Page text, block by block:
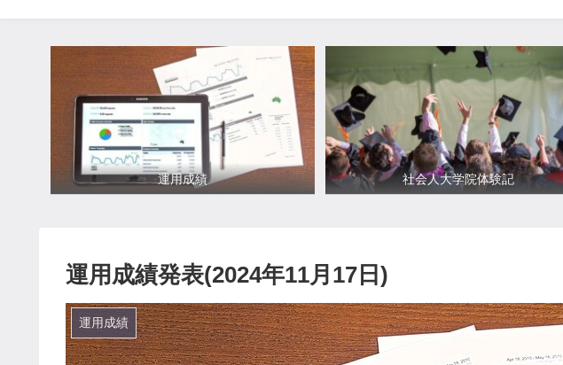
運用成績 社会人大学院体験記
運用成績発表(2024年11月17日)
運用成績